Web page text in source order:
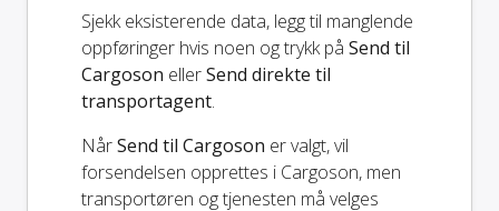
Sjekk eksisterende data, legg til manglende
oppføringer hvis noen og trykk på Send til
Cargoson ellerSend direkte til
transportagent.
NårSend til Cargoson er valgt, vil
forsendelsen opprettes i Cargoson, men
transportøren og tjenesten må velges